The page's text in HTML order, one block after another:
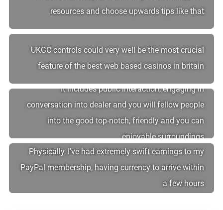
resources and choose upwards tips like that
UKGC controls could very well be the most crucial
feature of the best web based casinos in britain
It includes public interaction, engaging in
conversation into dealer and you will fellow people
into the good top-notch, friendly and you can
enjoyable surroundings
Physically, I’ve had extremely swift earnings to my
PayPal membership, having currency to arrive within
a few hours